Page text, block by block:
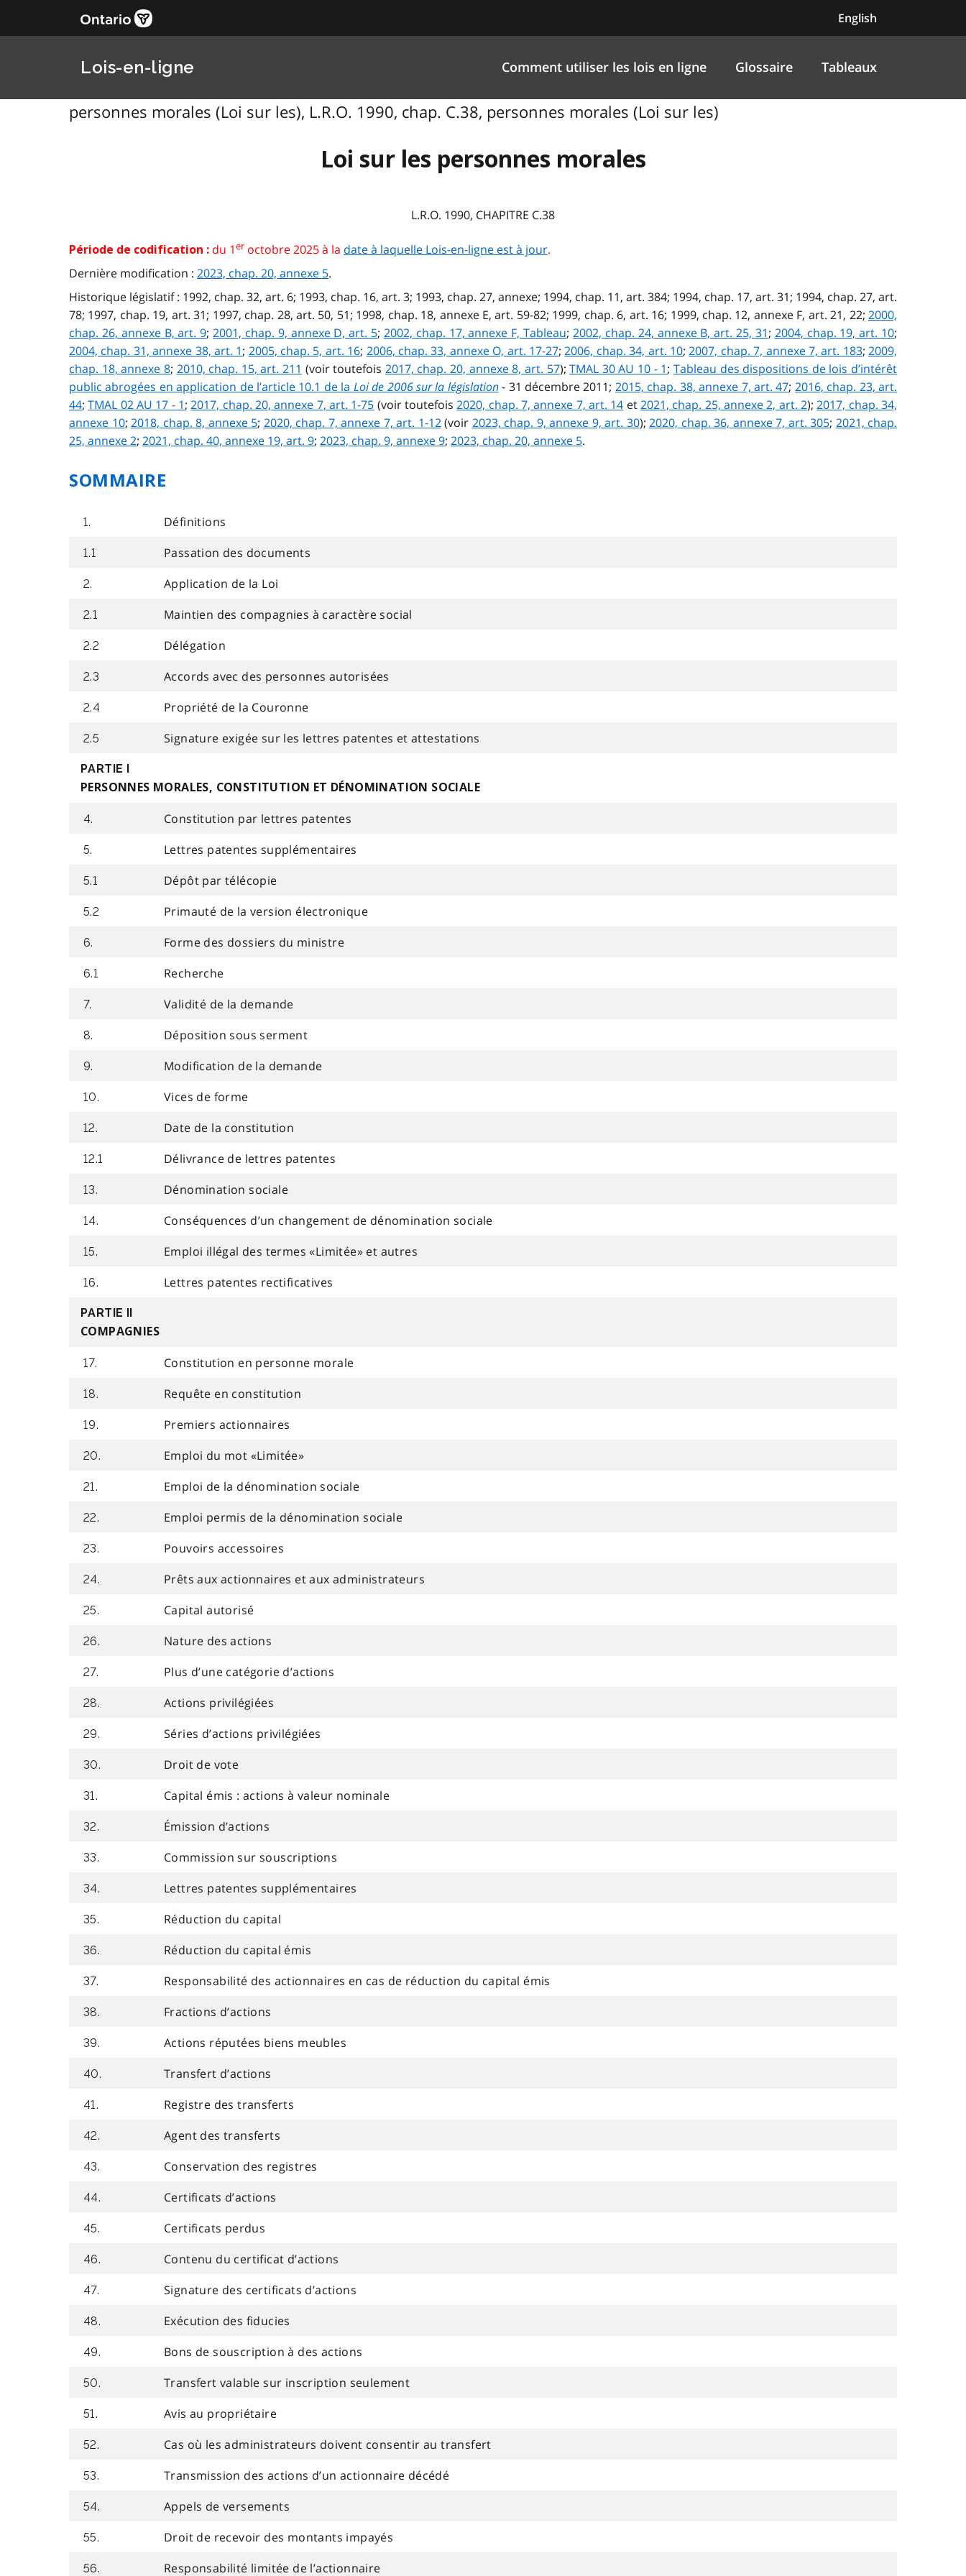
English
Lois-en-ligne Comment utiliser les lois en ligne Glossaire Tableaux
personnes morales (Loi sur les), L.R.O. 1990, chap. C.38, personnes morales (Loi sur les)
Loi sur les personnes morales
L.R.O. 1990, CHAPITRE C.38
Période de codification : du 1er octobre 2025 à la date à laquelle Lois-en-ligne est à jour.
Dernière modification : 2023, chap. 20, annexe 5.
Historique législatif : 1992, chap. 32, art. 6; 1993, chap. 16, art. 3; 1993, chap. 27, annexe; 1994, chap. 11, art. 384; 1994, chap. 17, art. 31; 1994, chap. 27, art.
78; 1997, chap. 19, art. 31; 1997, chap. 28, art. 50, 51; 1998, chap. 18, annexe E, art. 59-82; 1999, chap. 6, art. 16; 1999, chap. 12, annexe F, art. 21, 22; 2000,
chap. 26, annexe B, art. 9;2001, chap. 9, annexe D, art. 5; 2002, chap. 17, annexe F, Tableau; 2002, chap. 24, annexe B, art. 25, 31; 2004, chap. 19, art. 10;
2004, chap. 31, annexe 38, art. 1; 2005, chap. 5, art. 16; 2006, chap. 33, annexe O, art. 17-27;2006, chap. 34, art. 10;2007, chap. 7, annexe 7, art. 183;2009,
chap. 18, annexe 8; 2010, chap. 15, art. 211 (voir toutefois 2017, chap. 20, annexe 8, art. 57);TMAL 30 AU 10 - 1; Tableau des dispositions de lois d’intérêt
public abrogées en application de l’article 10.1 de la Loi de 2006 sur la législation- 31 décembre 2011; 2015, chap. 38, annexe 7, art. 47; 2016, chap. 23, art.
44;TMAL 02 AU 17 - 1;2017, chap. 20, annexe 7, art. 1-75 (voir toutefois2020, chap. 7, annexe 7, art. 14 et2021, chap. 25, annexe 2, art. 2);2017, chap. 34,
annexe 10; 2018, chap. 8, annexe 5; 2020, chap. 7, annexe 7, art. 1-12(voir 2023, chap. 9, annexe 9, art. 30); 2020, chap. 36, annexe 7, art. 305; 2021, chap.
25, annexe 2; 2021, chap. 40, annexe 19, art. 9; 2023, chap. 9, annexe 9; 2023, chap. 20, annexe 5.
SOMMAIRE
1. Définitions
1.1 Passation des documents
2. Application de la Loi
2.1 Maintien des compagnies à caractère social
2.2 Délégation
2.3 Accords avec des personnes autorisées
2.4 Propriété de la Couronne
2.5 Signature exigée sur les lettres patentes et attestations
PARTIE I
PERSONNES MORALES, CONSTITUTION ET DÉNOMINATION SOCIALE
4. Constitution par lettres patentes
5. Lettres patentes supplémentaires
5.1 Dépôt par télécopie
5.2 Primauté de la version électronique
6. Forme des dossiers du ministre
6.1 Recherche
7. Validité de la demande
8. Déposition sous serment
9. Modification de la demande
10. Vices de forme
12. Date de la constitution
12.1 Délivrance de lettres patentes
13. Dénomination sociale
14. Conséquences d’un changement de dénomination sociale
15. Emploi illégal des termes «Limitée» et autres
16. Lettres patentes rectificatives
PARTIE II
COMPAGNIES
17. Constitution en personne morale
18. Requête en constitution
19. Premiers actionnaires
20. Emploi du mot «Limitée»
21. Emploi de la dénomination sociale
22. Emploi permis de la dénomination sociale
23. Pouvoirs accessoires
24. Prêts aux actionnaires et aux administrateurs
25. Capital autorisé
26. Nature des actions
27. Plus d’une catégorie d’actions
28. Actions privilégiées
29. Séries d’actions privilégiées
30. Droit de vote
31. Capital émis : actions à valeur nominale
32. Émission d’actions
33. Commission sur souscriptions
34. Lettres patentes supplémentaires
35. Réduction du capital
36. Réduction du capital émis
37. Responsabilité des actionnaires en cas de réduction du capital émis
38. Fractions d’actions
39. Actions réputées biens meubles
40. Transfert d’actions
41. Registre des transferts
42. Agent des transferts
43. Conservation des registres
44. Certificats d’actions
45. Certificats perdus
46. Contenu du certificat d’actions
47. Signature des certificats d’actions
48. Exécution des fiducies
49. Bons de souscription à des actions
50. Transfert valable sur inscription seulement
51. Avis au propriétaire
52. Cas où les administrateurs doivent consentir au transfert
53. Transmission des actions d’un actionnaire décédé
54. Appels de versements
55. Droit de recevoir des montants impayés
56. Responsabilité limitée de l’actionnaire